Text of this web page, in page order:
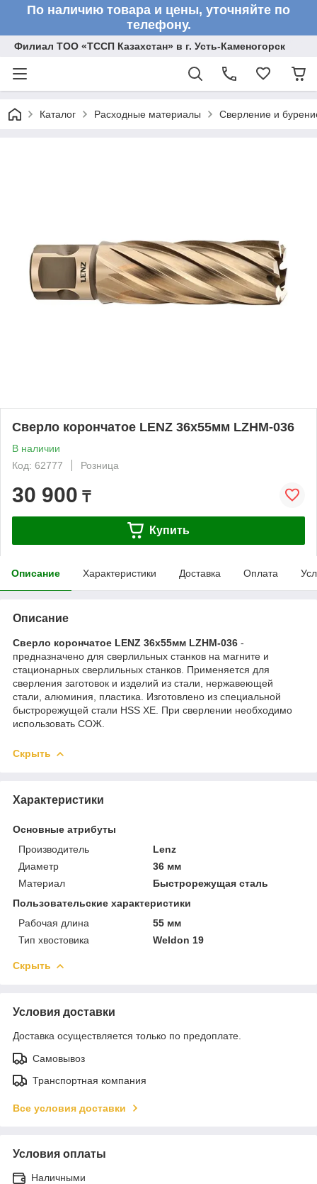
По наличию товара и цены, уточняйте по
телефону.
Филиал ТОО «ТССП Казахстан» в г. Усть-Каменогорск
Каталог Расходные материалы Сверление и
Сверло корончатое LENZ 36х55мм LZHM-036
В наличии
Код: 62777
Розница
30 900 ₸
Купить
Описание Характеристики Доставка Оплата
Описание
Сверло корончатое LENZ 36х55мм LZHM-036 -
предназначено для сверлильных станков на магните и
стационарных сверлильных станков. Применяется для
сверления заготовок и изделий из стали, нержавеющей
стали, алюминия, пластика. Изготовлено из специальной
быстрорежущей стали HSS XE. При сверлении необходимо
использовать СОЖ.
Скрыть
Характеристики
Основные атрибуты
Производитель
Lenz
Диаметр
36 мм
Материал
Быстрорежущая сталь
Пользовательские характеристики
Рабочая длина
55 мм
Тип хвостовика
Weldon 19
Скрыть
Условия доставки
Доставка осуществляется только по предоплате.
Самовывоз
Транспортная компания
Все условия доставки
Условия оплаты
Наличными